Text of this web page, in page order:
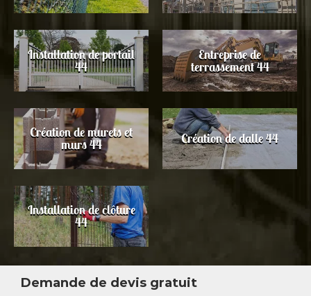
Installation de portail
44
Entreprise de
terrassement 44
Création de murets et
murs 44 Création de dalle 44
Installation de clôture
44
Demande de devis gratuit